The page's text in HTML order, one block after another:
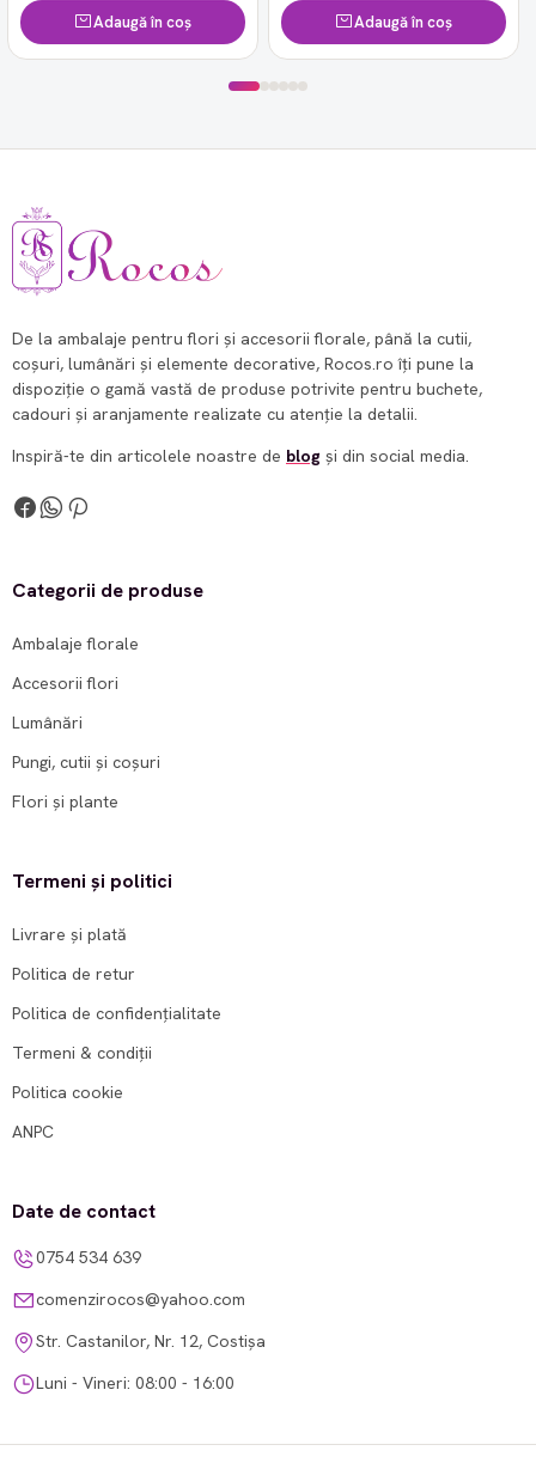
Adaugă în coș Adaugă în coș
De la ambalaje pentru flori și accesorii florale, până la cutii,
coșuri, lumânări și elemente decorative, Rocos.ro îți pune la
dispoziție o gamă vastă de produse potrivite pentru buchete,
cadouri și aranjamente realizate cu atenție la detalii.
Inspiră-te din articolele noastre de blog și din social media.
Categorii de produse
Ambalaje florale
Accesorii flori
Lumânări
Pungi, cutii și coșuri
Flori și plante
Termeni și politici
Livrare și plată
Politica de retur
Politica de confidențialitate
Termeni & condiții
Politica cookie
ANPC
Date de contact
0754 534 639
comenzirocos@yahoo.com
Str. Castanilor, Nr. 12, Costișa
Luni - Vineri: 08:00 - 16:00